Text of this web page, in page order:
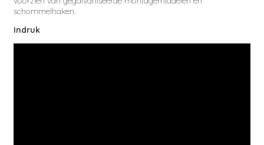
schommelhaken.
Indruk